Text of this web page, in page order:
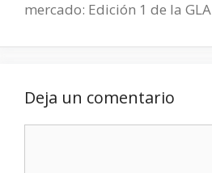
mercado: Edición 1 de la GLA
Deja un comentario